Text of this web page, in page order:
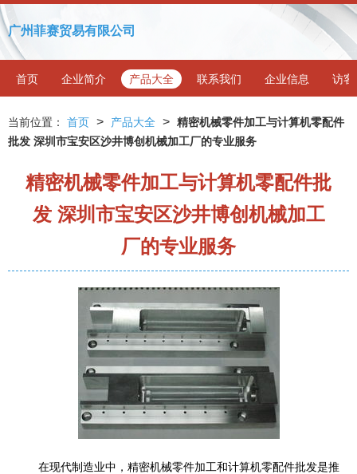
广州菲赛贸易有限公司
首页 企业简介 产品大全 联系我们 企业信息 访客
当前位置： 首页 > 产品大全 > 精密机械零件加工与计算机零配件
批发 深圳市宝安区沙井博创机械加工厂的专业服务
精密机械零件加工与计算机零配件批
发 深圳市宝安区沙井博创机械加工
厂的专业服务
在现代制造业中，精密机械零件加工和计算机零配件批发是推